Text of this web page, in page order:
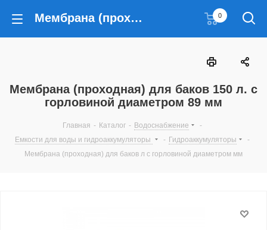
Мембрана (проходная) для баков 150 л. с горловиной диаметром 89 мм 0
Мембрана (проходная) для баков 150 л. с
горловиной диаметром 89 мм
Главная - Каталог - Водоснабжение
-
Емкости для воды и гидроаккумуляторы
- Гидроаккумуляторы
-
Мембрана (проходная) для баков л с горловиной диаметром мм